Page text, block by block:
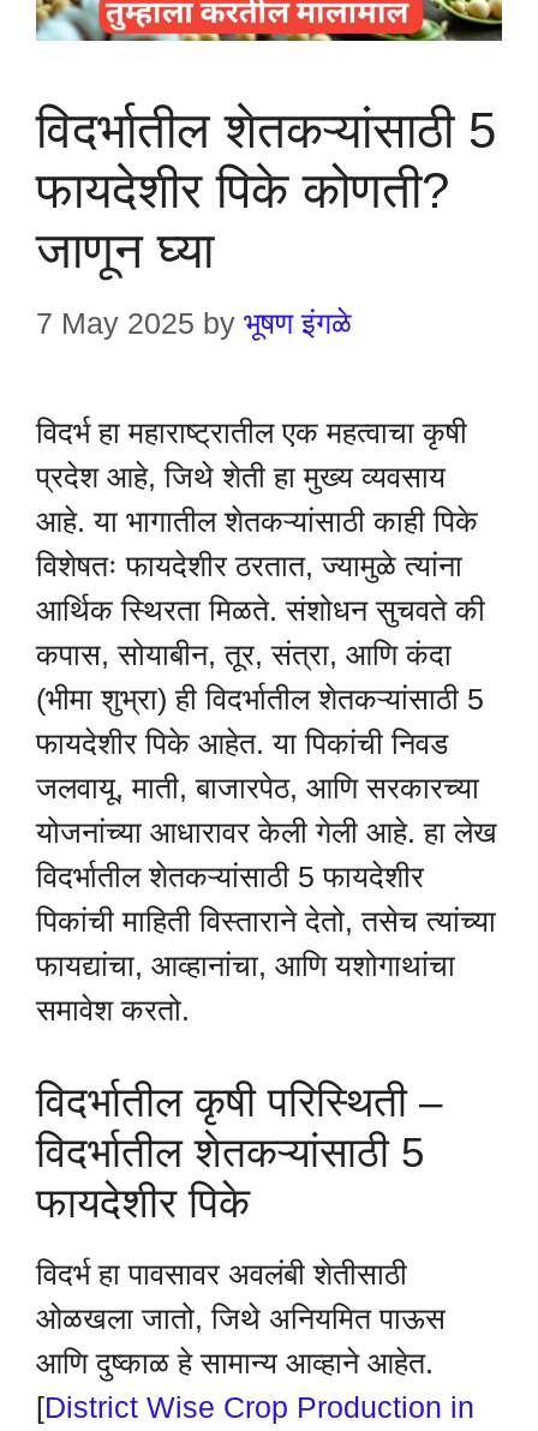
विदर्भातील शेतकऱ्यांसाठी 5
फायदेशीर पिके कोणती?
जाणून घ्या
7 May 2025 by भूषण इंगळे
विदर्भ हा महाराष्ट्रातील एक महत्वाचा कृषी
प्रदेश आहे, जिथे शेती हा मुख्य व्यवसाय
आहे. या भागातील शेतकऱ्यांसाठी काही पिके
विशेषतः फायदेशीर ठरतात, ज्यामुळे त्यांना
आर्थिक स्थिरता मिळते. संशोधन सुचवते की
कपास, सोयाबीन, तूर, संत्रा, आणि कंदा
(भीमा शुभ्रा) ही विदर्भातील शेतकऱ्यांसाठी 5
फायदेशीर पिके आहेत. या पिकांची निवड
जलवायू, माती, बाजारपेठ, आणि सरकारच्या
योजनांच्या आधारावर केली गेली आहे. हा लेख
विदर्भातील शेतकऱ्यांसाठी 5 फायदेशीर
पिकांची माहिती विस्ताराने देतो, तसेच त्यांच्या
फायद्यांचा, आव्हानांचा, आणि यशोगाथांचा
समावेश करतो.
विदर्भातील कृषी परिस्थिती –
विदर्भातील शेतकऱ्यांसाठी 5
फायदेशीर पिके
विदर्भ हा पावसावर अवलंबी शेतीसाठी
ओळखला जातो, जिथे अनियमित पाऊस
आणि दुष्काळ हे सामान्य आव्हाने आहेत.
[District Wise Crop Production in